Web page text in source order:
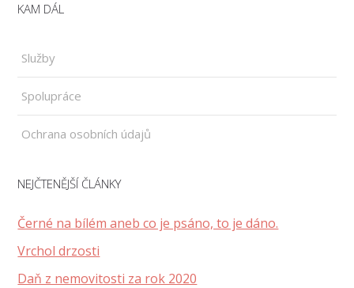
KAM DÁL
Služby
Spolupráce
Ochrana osobních údajů
NEJČTENĚJŠÍ ČLÁNKY
Černé na bílém aneb co je psáno, to je dáno.
Vrchol drzosti
Daň z nemovitosti za rok 2020